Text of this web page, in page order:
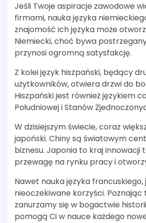
Jeśli Twoje aspiracje zawodowe
firmami, nauka języka
znajomość ich języka może
Niemiecki, choć bywa
przynosi ogromną satysfakcję.
Z kolei język hiszpański, będący
użytkowników, otwiera drzwi do
Hiszpański jest również językiem
Południowej i Stanów
W dzisiejszym świecie, coraz
japoński. Chiny są światowym
biznesu. Japonia to kraj
przewagę na rynku pracy i
Nawet nauka języka
nieoczekiwane korzyści.
zanurzamy się w bogactwie
pomogą Ci w nauce każdego